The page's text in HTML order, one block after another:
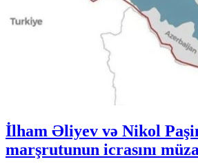
İlham Əliyev və Nikol
marşrutunun icrasını